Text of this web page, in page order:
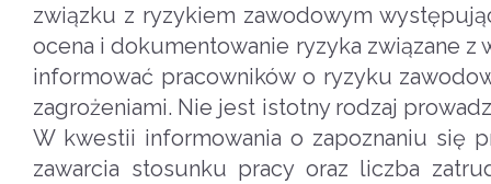
związku z ryzykiem zawodowym
ocena i dokumentowanie ryzyka związane
informować pracowników o ryzyku
zagrożeniami. Nie jest istotny rodzaj
W kwestii informowania o zapoznaniu się
zawarcia stosunku pracy oraz liczba